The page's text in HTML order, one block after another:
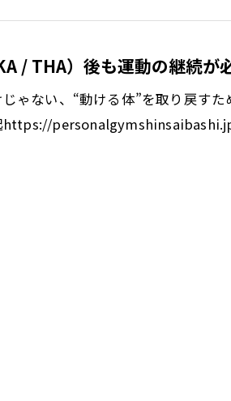
/ THA）後も運動の継続が
ゃない、“動ける体”を取り戻す
https://